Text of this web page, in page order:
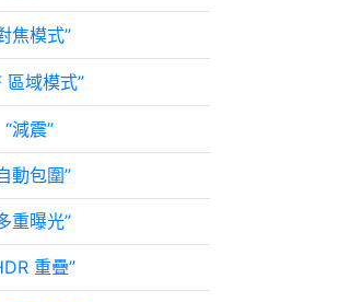
焦模式
區域模式
減震
動包圍
重曝光
重疊